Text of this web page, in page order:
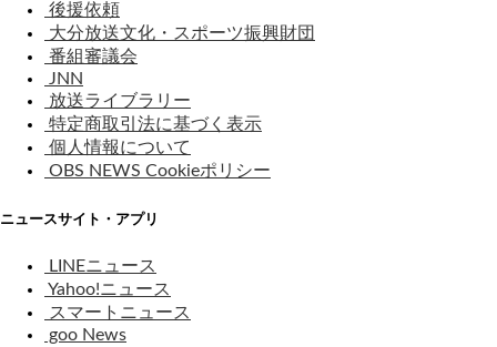
後援依頼
大分放送文化・スポーツ振興財団
番組審議会
JNN
放送ライブラリー
特定商取引法に基づく表示
個人情報について
OBS NEWS Cookieポリシー
ニュースサイト・アプリ
LINEニュース
Yahoo!ニュース
スマートニュース
goo News